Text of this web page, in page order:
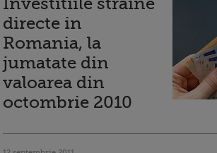
directe in
Romania, la
jumatate din
valoarea din
octombrie 2010